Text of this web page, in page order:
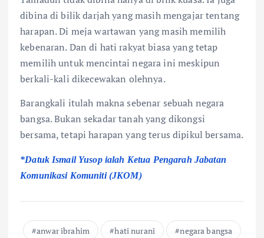
dibina di bilik darjah yang masih mengajar tentang
harapan. Di meja wartawan yang masih memilih
kebenaran. Dan di hati rakyat biasa yang tetap
memilih untuk mencintai negara ini meskipun
berkali-kali dikecewakan olehnya.
Barangkali itulah makna sebenar sebuah negara
bangsa. Bukan sekadar tanah yang dikongsi
bersama, tetapi harapan yang terus dipikul bersama.
*Datuk Ismail Yusop ialah Ketua Pengarah Jabatan
Komunikasi Komuniti (JKOM)
anwar ibrahim hati nurani negara bangsa